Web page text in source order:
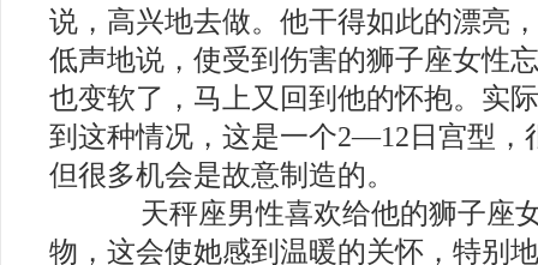
说，高兴地去做。他干得如此的漂亮
低声地说，使受到伤害的狮子座女性
也变软了，马上又回到他的怀抱。实
到这种情况，这是一个2—12日宫型，
但很多机会是故意制造的。
天秤座男性喜欢给他的狮子座
物，这会使她感到温暖的关怀，特别